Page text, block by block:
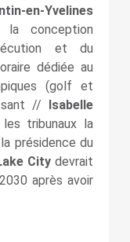
en-Yvelines
la conception
et du
dédiée au
(golf et
// Isabelle
tribunaux la
présidence du
Citydevrait
après avoir